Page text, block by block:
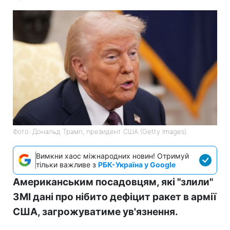
Фото: Дональд Трамп, президент США (Getty Images)
Вимкни хаос міжнародних новин! Отримуй
тільки важливе з РБК-Україна у Google
Американським посадовцям, які "злили"
ЗМІ дані про нібито дефіцит ракет в армії
США, загрожуватиме ув'язнення.